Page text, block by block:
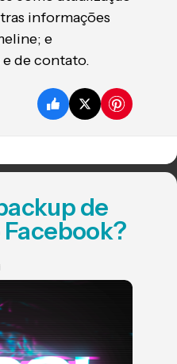
informações
e
de contato.
de